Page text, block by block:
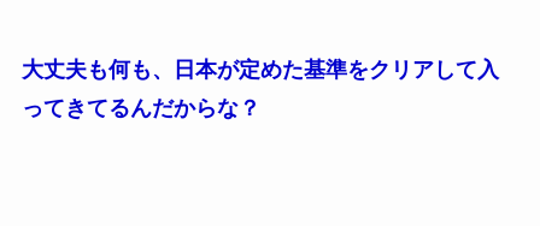
大丈夫も何も、日本が定めた基準をクリアして入
ってきてるんだからな？